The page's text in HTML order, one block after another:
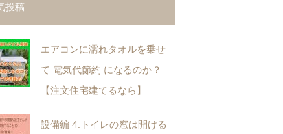
投稿
エアコンに濡れタオルを乗せ
て 電気代節約 になるのか？
【注文住宅建てるなら】
設備編 4.トイレの窓は開ける